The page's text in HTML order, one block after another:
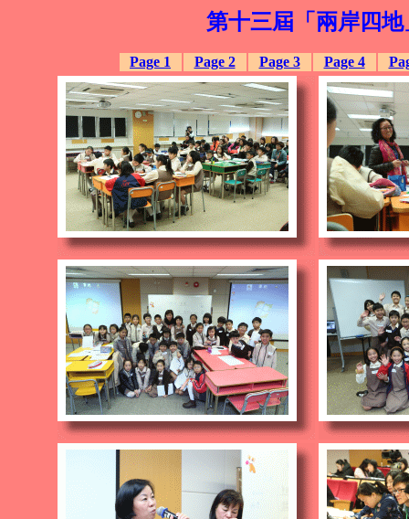
第十三屆「兩岸四
Page 1 Page 2 Page 3 Page 4